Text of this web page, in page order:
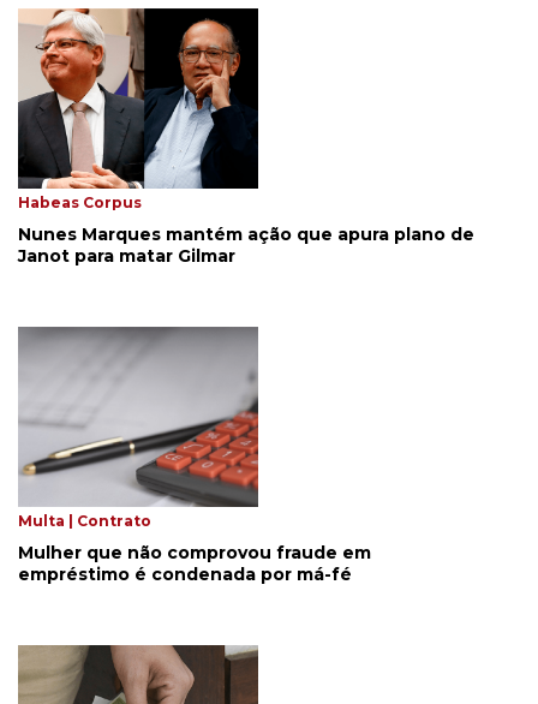
Habeas Corpus
Nunes Marques mantém ação que apura plano de
Janot para matar Gilmar
Multa | Contrato
Mulher que não comprovou fraude em
empréstimo é condenada por má-fé